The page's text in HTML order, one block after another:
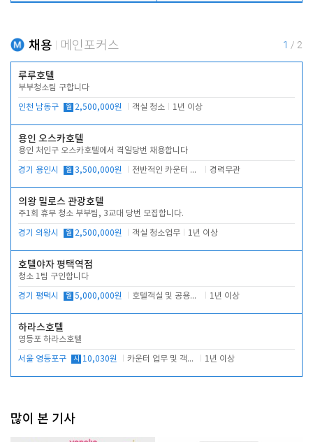
채용 메인포커스 1 / 2
루루호텔
부부청소팀 구합니다
인천 남동구 월 2,500,000원 객실 청소 1년 이상
용인 오스카호텔
용인 처인구 오스카호텔에서 격일당번 채용합니다
경기 용인시 월 3,500,000원 전반적인 카운터 업무 경력무관
의왕 밀로스 관광호텔
주1회 휴무 청소 부부팀, 3교대 당번 모집합니다.
경기 의왕시 월 2,500,000원 객실 청소업무 1년 이상
호텔야자 평택역점
청소 1팀 구인합니다
경기 평택시 월 5,000,000원 호텔객실 및 공용시설 청소 관리 1년 이상
하라스호텔
영등포 하라스호텔
서울 영등포구 시 10,030원 카운터 업무 및 객실관리(청소상태 확인, 객실판매) 1년 이상
많이 본 기사